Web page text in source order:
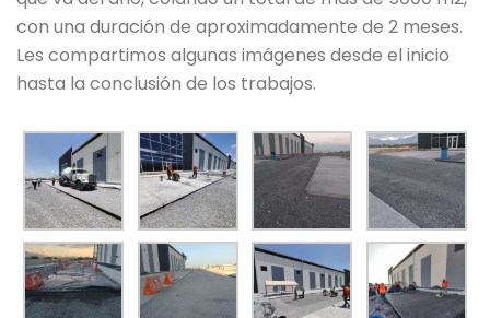
con una duración de aproximadamente de 2 meses.
Les compartimos algunas imágenes desde el inicio
hasta la conclusión de los trabajos.